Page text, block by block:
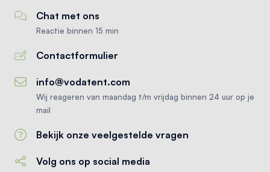
Chat met ons
Reactie binnen 15 min
Contactformulier
info@vodatent.com
Wij reageren van maandag t/m vrijdag binnen 24 uur op je
mail
Bekijk onze veelgestelde vragen
Volg ons op social media